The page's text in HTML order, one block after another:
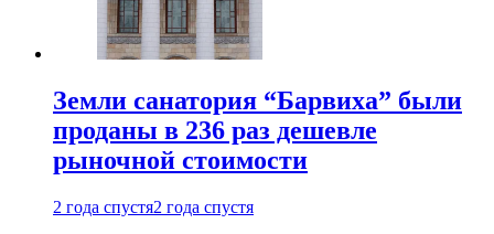
Земли санатория “Барвиха” были
проданы в 236 раз дешевле
рыночной стоимости
2 года спустя2 года спустя